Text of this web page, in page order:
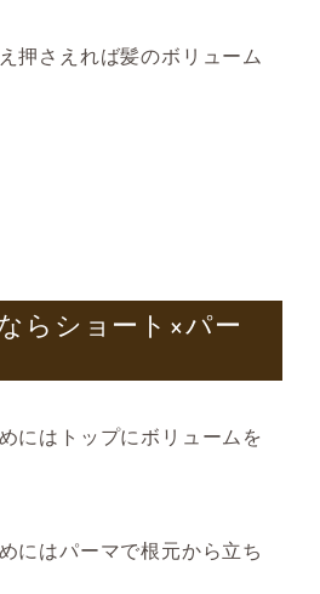
押さえれば髪のボリューム
らショート×パー
にはトップにボリュームを
にはパーマで根元から立ち